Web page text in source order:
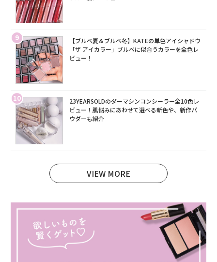
9
【ブルベ夏＆ブルベ冬】KATEの単色アイシャドウ
「ザ アイカラー」ブルベに似合うカラーを全色レ
ビュー！
10
23YEARSOLDのダーマシンコンシーラー全10色レ
ビュー！肌悩みにあわせて選べる新色や、新作パ
ウダーも紹介
VIEW MORE